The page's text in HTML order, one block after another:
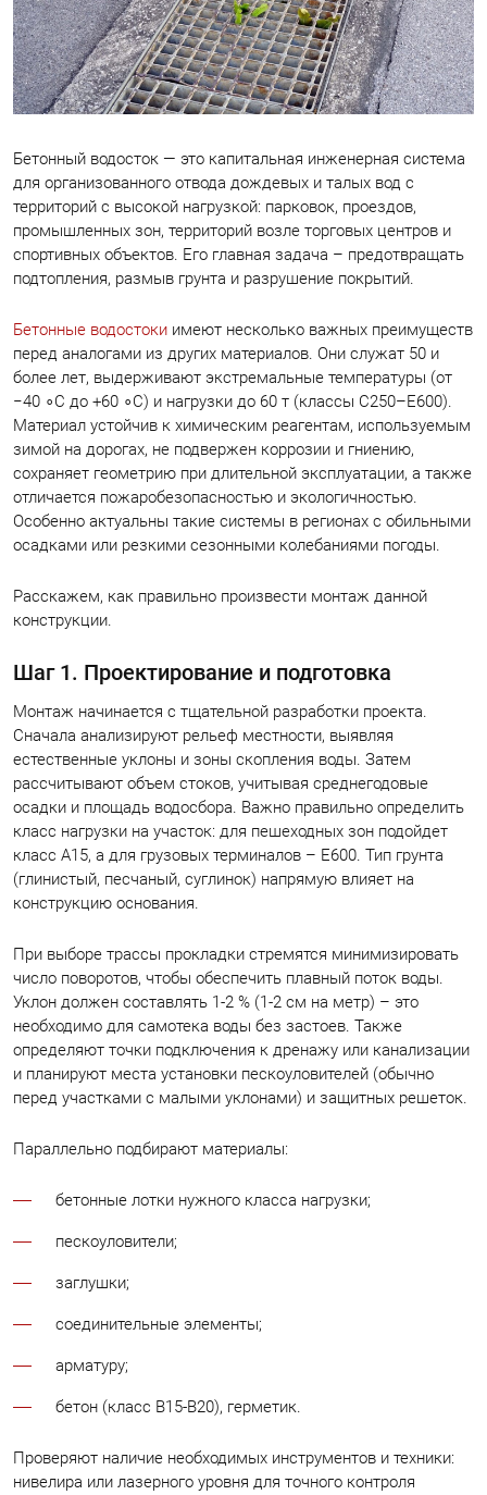
Бетонный водосток — это капитальная инженерная система
для организованного отвода дождевых и талых вод с
территорий с высокой нагрузкой: парковок, проездов,
промышленных зон, территорий возле торговых центров и
спортивных объектов. Его главная задача – предотвращать
подтопления, размыв грунта и разрушение покрытий.
Бетонные водостоки имеют несколько важных преимуществ
перед аналогами из других материалов. Они служат 50 и
более лет, выдерживают экстремальные температуры (от
−40 ∘C до +60 ∘C) и нагрузки до 60 т (классы C250–E600).
Материал устойчив к химическим реагентам, используемым
зимой на дорогах, не подвержен коррозии и гниению,
сохраняет геометрию при длительной эксплуатации, а также
отличается пожаробезопасностью и экологичностью.
Особенно актуальны такие системы в регионах с обильными
осадками или резкими сезонными колебаниями погоды.
Расскажем, как правильно произвести монтаж данной
конструкции.
Шаг 1. Проектирование и подготовка
Монтаж начинается с тщательной разработки проекта.
Сначала анализируют рельеф местности, выявляя
естественные уклоны и зоны скопления воды. Затем
рассчитывают объем стоков, учитывая среднегодовые
осадки и площадь водосбора. Важно правильно определить
класс нагрузки на участок: для пешеходных зон подойдет
класс A15, а для грузовых терминалов – E600. Тип грунта
(глинистый, песчаный, суглинок) напрямую влияет на
конструкцию основания.
При выборе трассы прокладки стремятся минимизировать
число поворотов, чтобы обеспечить плавный поток воды.
Уклон должен составлять 1-2 % (1-2 см на метр) – это
необходимо для самотека воды без застоев. Также
определяют точки подключения к дренажу или канализации
и планируют места установки пескоуловителей (обычно
перед участками с малыми уклонами) и защитных решеток.
Параллельно подбирают материалы:
бетонные лотки нужного класса нагрузки;
пескоуловители;
заглушки;
соединительные элементы;
арматуру;
бетон (класс B15-B20), герметик.
Проверяют наличие необходимых инструментов и техники:
нивелира или лазерного уровня для точного контроля